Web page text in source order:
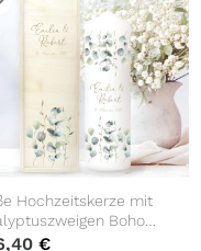
Hochzeitskerze mit
Boho
€